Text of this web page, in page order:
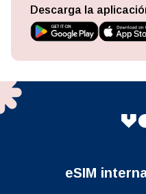
Descarga la
eSIM